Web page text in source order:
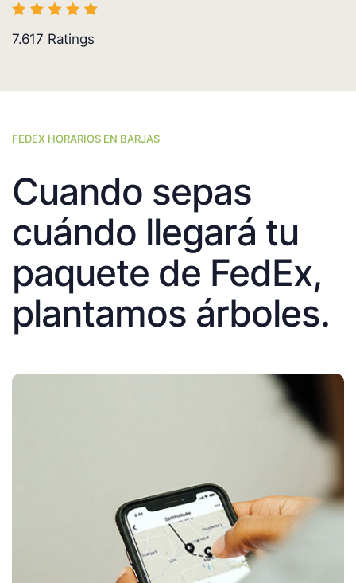
7.617 Ratings
FEDEX HORARIOS EN BARJAS
Cuando sepas
cuándo llegará tu
paquete de FedEx,
plantamos árboles.